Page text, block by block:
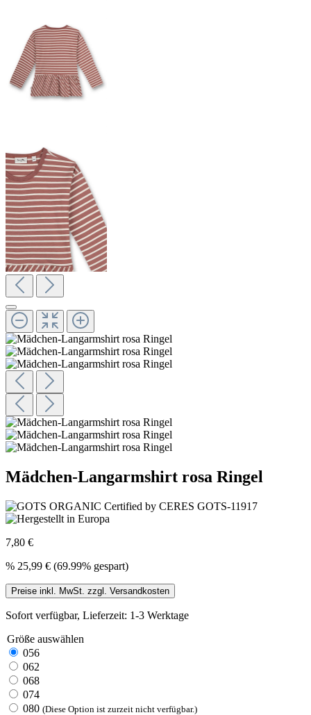
Mädchen-Langarmshirt rosa Ringel
7,80 €
% 25,99 € (69.99% gespart)
Preise inkl. MwSt. zzgl. Versandkosten
Sofort verfügbar, Lieferzeit: 1-3 Werktage
Größe auswählen
056
062
068
074
080 (Diese Option ist zurzeit nicht verfügbar.)